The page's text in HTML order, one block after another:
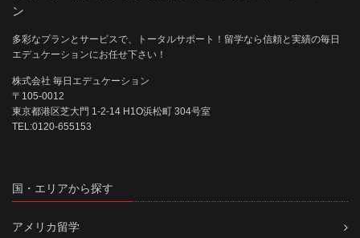
ン
多彩なプランとサービスで、トータルサポート！留学なら信頼と実績の毎日
エデュケーションにお任せ下さい！
株式会社 毎日エデュケーション
〒105-0012
東京都港区芝大門 1-2-14 H1O浜松町 304号室
TEL:0120-655153
国・エリアから探す
アメリカ留学